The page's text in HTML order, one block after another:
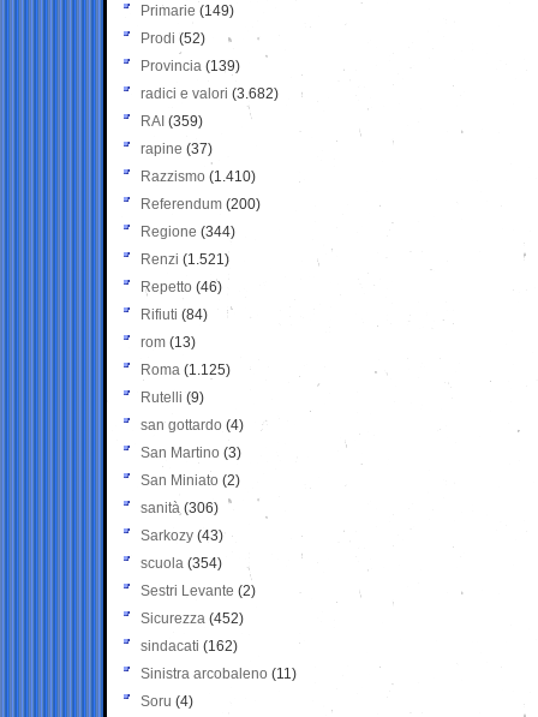
Primarie (149)
Prodi (52)
Provincia (139)
radici e valori (3.682)
RAI (359)
rapine (37)
Razzismo (1.410)
Referendum (200)
Regione (344)
Renzi (1.521)
Repetto (46)
Rifiuti (84)
rom (13)
Roma (1.125)
Rutelli (9)
san gottardo (4)
San Martino (3)
San Miniato (2)
sanità (306)
Sarkozy (43)
scuola (354)
Sestri Levante (2)
Sicurezza (452)
sindacati (162)
Sinistra arcobaleno (11)
Soru (4)